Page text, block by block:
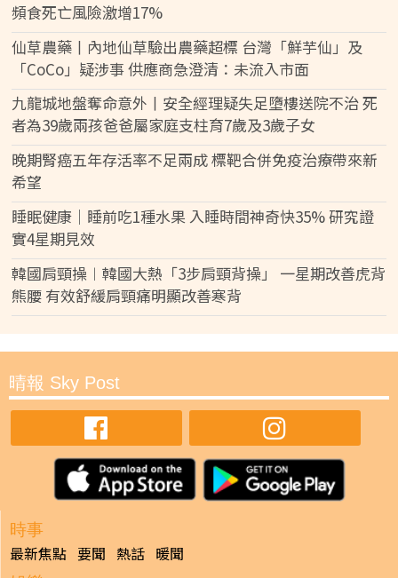
頻食死亡風險激增17%
仙草農藥丨內地仙草驗出農藥超標 台灣「鮮芋仙」及
「CoCo」疑涉事 供應商急澄清：未流入市面
九龍城地盤奪命意外丨安全經理疑失足墮樓送院不治 死
者為39歲兩孩爸爸屬家庭支柱育7歲及3歲子女
晚期腎癌五年存活率不足兩成 標靶合併免疫治療帶來新
希望
睡眠健康｜睡前吃1種水果 入睡時間神奇快35% 研究證
實4星期見效
韓國肩頸操︱韓國大熱「3步肩頸背操」 一星期改善虎背
熊腰 有效舒緩肩頸痛明顯改善寒背
晴報 Sky Post
時事
最新焦點 要聞 熱話 暖聞